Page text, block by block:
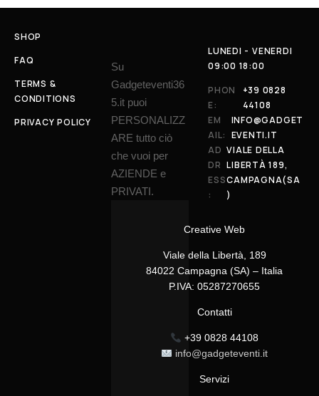
SHOP
FAQ
TERMS &
CONDITIONS
PRIVACY POLICY
Su
Gadgeteventi36
5.it puoi
PERSONALIZZ
ARE tutto ciò
che vuoi per
AZIENDE e
PRIVATI.
Creative Web
Viale della Libertà, 189
84022 Campagna (SA) – Italia
P.IVA: 05287270655
Contatti
+39 0828 44108
info@gadgeteventi.it
Servizi
LUNEDI - VENERDI
09:00 18:00
PHON
E:
+39 0828
44108
EM
AIL:
INFO@GADGET
EVENTI.IT
AD
DR
ESS
:
VIALE DELLA
LIBERTÀ 189,
CAMPAGNA(SA
)